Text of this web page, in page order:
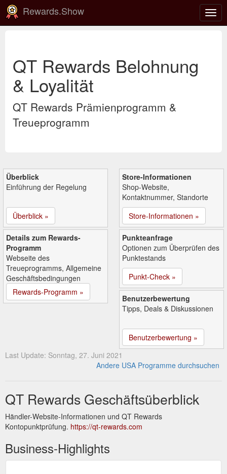
ein-/
Rewards.Show
QT Rewards Belohnung
& Loyalität
QT Rewards Prämienprogramm &
Treueprogramm
Überblick
Einführung der Regelung
Überblick »
Store-Informationen
Shop-Website,
Kontaktnummer, Standorte
Store-Informationen »
Details zum Rewards-
Programm
Webseite des
Treueprogramms, Allgemeine
Geschäftsbedingungen
Rewards-Programm »
Punkteanfrage
Optionen zum Überprüfen des
Punktestands
Punkt-Check »
Benutzerbewertung
Tipps, Deals & Diskussionen
Benutzerbewertung »
Last Update: Sonntag, 27. Juni 2021
Andere USA Programme durchsuchen
QT Rewards Geschäftsüberblick
Händler-Website-Informationen und QT Rewards
Kontopunktprüfung. https://qt-rewards.com
Business-Highlights